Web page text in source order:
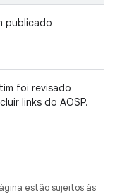
publicado
foi revisado
links do AOSP.
estão sujeitos às